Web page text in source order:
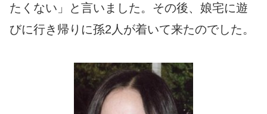
たくない」と言いました。その後、娘宅に遊
びに行き帰りに孫2人が着いて来たのでした。